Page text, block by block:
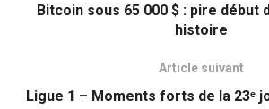
Bitcoin sous 65 000 $ : pire début
histoire
Article suivant
Ligue 1 – Moments forts de la 23ᵉ